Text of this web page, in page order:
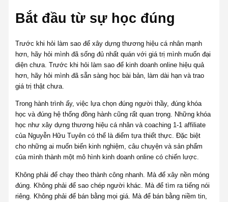
Bắt đầu từ sự học đúng
Trước khi hỏi làm sao để xây dựng thương hiệu cá nhân mạnh
hơn, hãy hỏi mình đã sống đủ nhất quán với giá trị mình muốn đại
diện chưa. Trước khi hỏi làm sao để kinh doanh online hiệu quả
hơn, hãy hỏi mình đã sẵn sàng học bài bản, làm dài hạn và trao
giá trị thật chưa.
Trong hành trình ấy, việc lựa chọn đúng người thầy, đúng khóa
học và đúng hệ thống đồng hành cũng rất quan trọng. Những khóa
học như xây dựng thương hiệu cá nhân và coaching 1-1 affiliate
của Nguyễn Hữu Tuyên có thể là điểm tựa thiết thực. Đặc biệt
cho những ai muốn biến kinh nghiệm, câu chuyện và sản phẩm
của mình thành một mô hình kinh doanh online có chiến lược.
Không phải để chạy theo thành công nhanh. Mà để xây nền móng
đúng. Không phải để sao chép người khác. Mà để tìm ra tiếng nói
riêng. Không phải để bán bằng mọi giá. Mà để bán bằng niềm tin,